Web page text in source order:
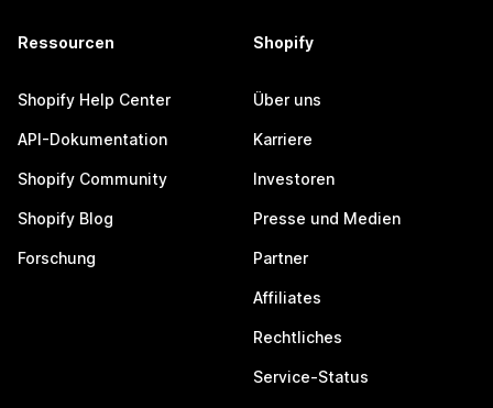
Ressourcen
Shopify Help Center
API-Dokumentation
Shopify Community
Shopify Blog
Forschung
Shopify
Über uns
Karriere
Investoren
Presse und Medien
Partner
Affiliates
Rechtliches
Service-Status